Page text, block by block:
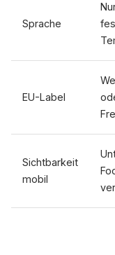
Sprache
EU-Label
Sichtbarkeit
mobil